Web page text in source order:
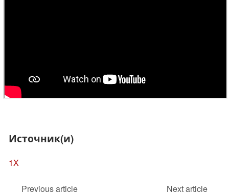
Источник(и)
1X
Previous article
Next article